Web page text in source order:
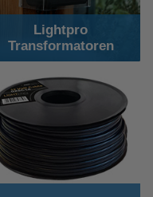
Lightpro
Transformatoren